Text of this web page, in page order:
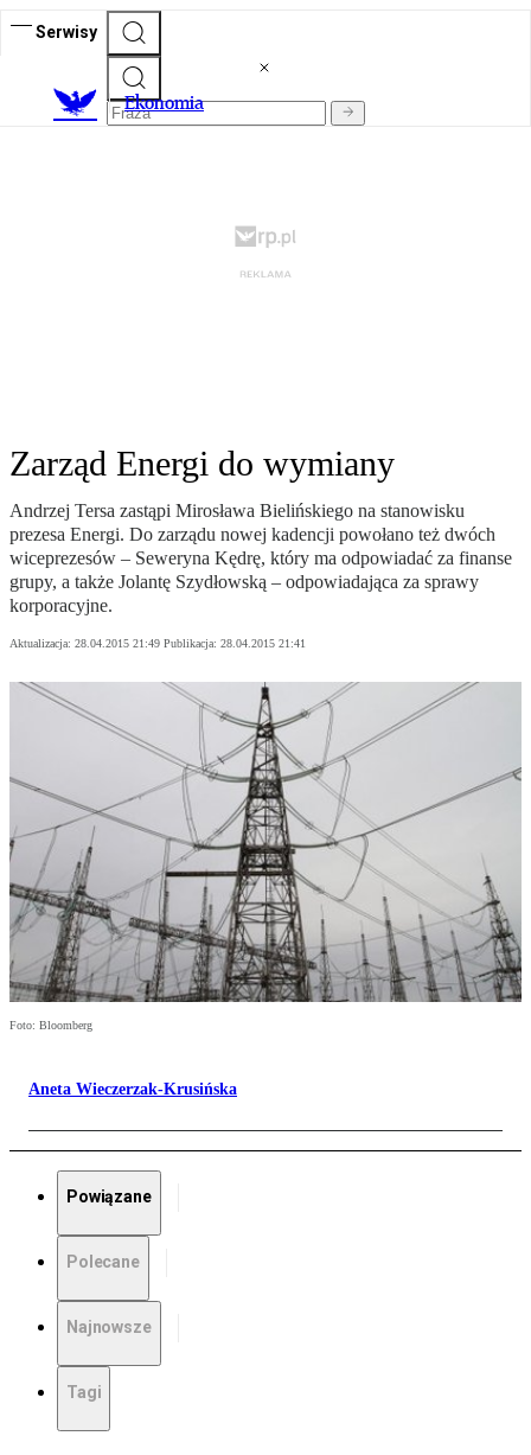
Serwisy
Ekonomia
Zarząd Energi do wymiany
Andrzej Tersa zastąpi Mirosława Bielińskiego na stanowisku
prezesa Energi. Do zarządu nowej kadencji powołano też dwóch
wiceprezesów – Seweryna Kędrę, który ma odpowiadać za finanse
grupy, a także Jolantę Szydłowską – odpowiadająca za sprawy
korporacyjne.
Aktualizacja: 28.04.2015 21:49 Publikacja: 28.04.2015 21:41
Foto: Bloomberg
Aneta Wieczerzak-Krusińska
Powiązane
Polecane
Najnowsze
Tagi